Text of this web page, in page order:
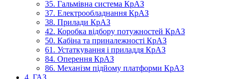
35. Гальмівна система КрАЗ
37. Електрообладнання КрАЗ
38. Прилади КрАЗ
42. Коробка відбору потужностей КрАЗ
50. Кабіна та приналежності КрАЗ
61. Устаткування і приладдя КрАЗ
84. Оперення КрАЗ
86. Механізм підйому платформи КрАЗ
4. ГАЗ